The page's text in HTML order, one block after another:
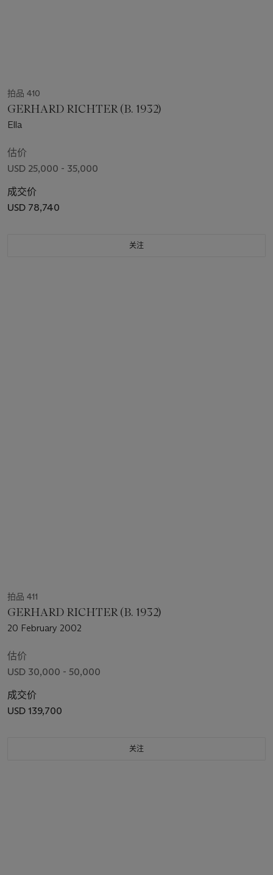
拍品 410
GERHARD RICHTER (B. 1932)
Ella
估价
USD 25,000 - 35,000
成交价
USD 78,740
关注
拍品 411
GERHARD RICHTER (B. 1932)
20 February 2002
估价
USD 30,000 - 50,000
成交价
USD 139,700
关注